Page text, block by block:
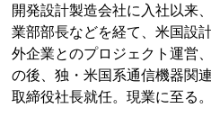
開発設計製造会社に入社以来
業部部長などを経て、米国設
外企業とのプロジェクト運営
の後、独・米国系通信機器関
取締役社長就任。現業に至る。